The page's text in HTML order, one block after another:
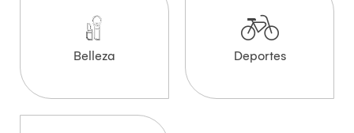
Belleza Deportes